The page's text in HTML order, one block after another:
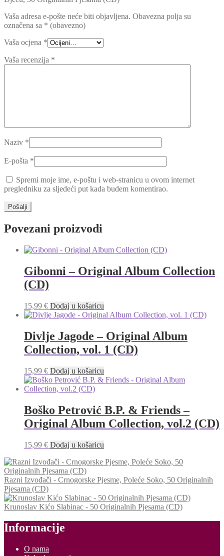
Vaša adresa e-pošte neće biti objavljena. Obavezna polja su
označena sa * (obavezno)
Vaša ocjena *
Vaša recenzija *
Naziv *
E-pošta *
Spremi moje ime, e-poštu i web-stranicu u ovom internet
pregledniku za sljedeći put kada budem komentirao.
Povezani proizvodi
Gibonni – Original Album Collection
(CD)
15,99 € Dodaj u košaricu
Divlje Jagode – Original Album
Collection, vol. 1 (CD)
15,99 € Dodaj u košaricu
Boško Petrović B.P. & Friends –
Original Album Collection, vol.2 (CD)
15,99 € Dodaj u košaricu
Razni Izvođači - Crnogorske Pjesme, Poleće Soko, 50 Originalnih
Pjesama (CD)
Krunoslav Kićo Slabinac - 50 Originalnih Pjesama (CD)
Informacije
O nama